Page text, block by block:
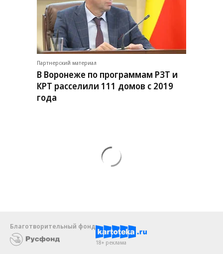
Партнерский материал
В Воронеже по программам РЗТ и
КРТ расселили 111 домов с 2019
года
Благотворительный фонд
18+ реклама